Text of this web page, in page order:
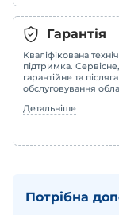
Гарантія
Кваліфікована
підтримка. Сервісне,
гарантійне та
обслуговування
Детальніше
Потрібна